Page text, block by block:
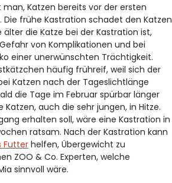
Katzen bereits vor der ersten
Die frühe Kastration schadet den Katzen
die Katze bei der Kastration ist,
von Komplikationen und bei
einer unerwünschten Trächtigkeit.
häufig frühreif, weil sich der
Katzen nach der Tageslichtlänge
die Tage im Februar spürbar länger
auch die sehr jungen, in Hitze.
erhalten soll, wäre eine Kastration in
ratsam. Nach der Kastration kann
Futter helfen, Übergewicht zu
ZOO & Co. Experten, welche
sinnvoll wäre.